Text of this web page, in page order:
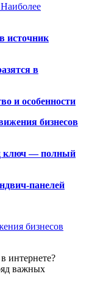
источник
в
и особенности
бизнесов
ключ — полный
панелей
бизнесов
интернете?
важных